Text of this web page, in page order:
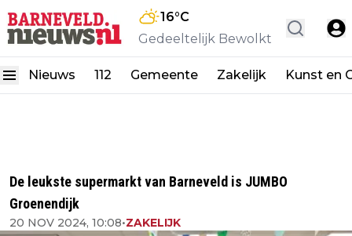
16°C
Gedeeltelijk Bewolkt
Nieuws 112 Gemeente Zakelijk Kunst en
De leukste supermarkt van Barneveld is JUMBO
Groenendijk
20 NOV 2024, 10:08•ZAKELIJK